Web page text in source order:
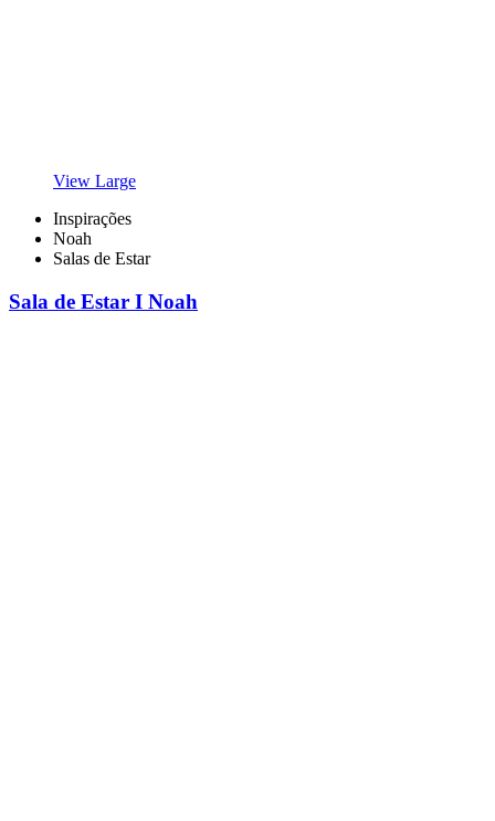
View Large
Inspirações
Noah
Salas de Estar
Sala de Estar I Noah